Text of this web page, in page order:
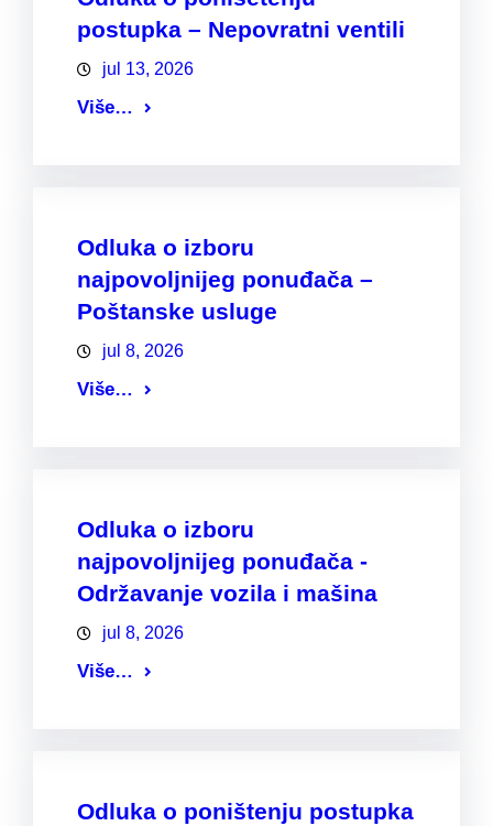
postupka – Nepovratni ventili
jul 13, 2026
Više…
Odluka o izboru
najpovoljnijeg ponuđača –
Poštanske usluge
jul 8, 2026
Više…
Odluka o izboru
najpovoljnijeg ponuđača -
Održavanje vozila i mašina
jul 8, 2026
Više…
Odluka o poništenju postupka